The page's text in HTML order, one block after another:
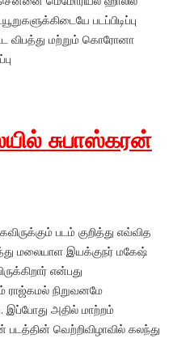
படப்பிடிப்பு
விபத்து மற்றும் கொரோனா
சுபாஸ்கரன்
படம் குறித்து எவ்வித
மலையாள இயக்குநர் மகேஷ்
என்பது
ராஜ்கமல் நிறுவனமே
இப்போது அதில் மாற்றம்
படத்தின் வெற்றிவிழாவில் கலந்து